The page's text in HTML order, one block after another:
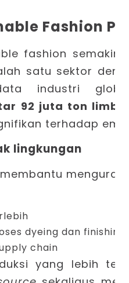
Fashion
fashion
satu sektor
industri
92 juta ton
terhadap
lingkungan
dyeing dan finishing
chain
yang lebih